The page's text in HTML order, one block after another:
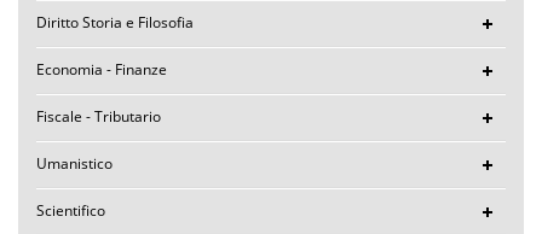
Diritto Storia e Filosofia
Economia - Finanze
Fiscale - Tributario
Umanistico
Scientifico